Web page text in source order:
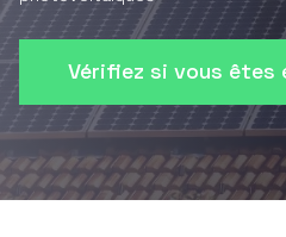
Vérifiez si vous êtes